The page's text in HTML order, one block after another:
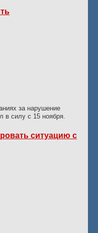
за нарушение
в силу с 15 ноября.
ситуацию с